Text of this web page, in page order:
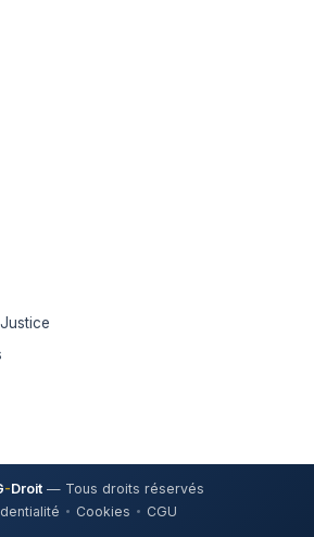
-Droit— Tous droits réservés
Cookies CGU